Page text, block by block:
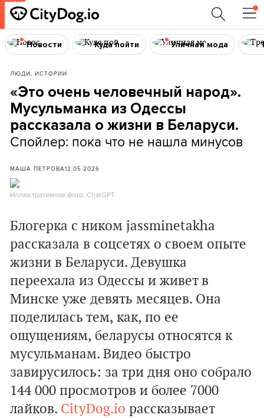
Новости Куда пойти Уличная мода
ЛЮДИ, ИСТОРИИ
«Это очень человечный народ».
Мусульманка из Одессы
рассказала о жизни в Беларуси.
Спойлер: пока что не нашла минусов
МАША ПЕТРОВА12.05.2026
Иллюстративное фото: ChatGPT.
Блогерка с ником jassminetakha
рассказала в соцсетях о своем опыте
жизни в Беларуси. Девушка
переехала из Одессы и живет в
Минске уже девять месяцев. Она
поделилась тем, как, по ее
ощущениям, беларусы относятся к
мусульманам. Видео быстро
завирусилось: за три дня оно собрало
144 000 просмотров и более 7000
лайков. CityDog.io рассказывает